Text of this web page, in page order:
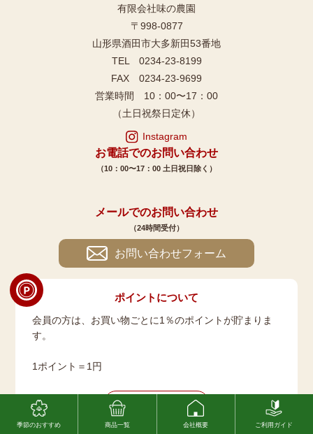
季節のおすすめ 商品一覧 会社概要 ご利用ガイド
有限会社味の農園
〒998-0877
山形県酒田市大多新田53番地
TEL 0234-23-8199
FAX 0234-23-9699
営業時間 10：00〜17：00
（土日祝祭日定休）
Instagram
お電話でのお問い合わせ
（10：00〜17：00 土日祝日除く）
メールでのお問い合わせ
（24時間受付）
お問い合わせフォーム
ポイントについて
会員の方は、お買い物ごとに1％のポイントが貯まりま
す。
1ポイント＝1円
詳しくはこちら